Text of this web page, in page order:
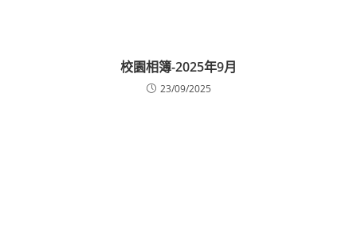
校園相簿-2025年9月
23/09/2025